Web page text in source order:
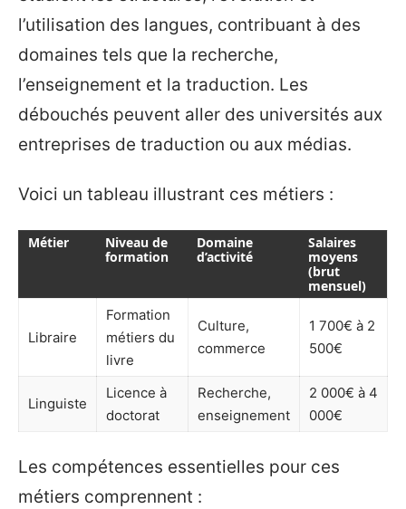
l’utilisation des langues, contribuant à des
domaines tels que la recherche,
l’enseignement et la traduction. Les
débouchés peuvent aller des universités aux
entreprises de traduction ou aux médias.
Voici un tableau illustrant ces métiers :
Métier
Niveau de
formation
Domaine
d’activité
Salaires
moyens
(brut
mensuel)
Libraire
Formation
métiers du
livre
Culture,
commerce
1 700€ à 2
500€
Linguiste
Licence à
doctorat
Recherche,
enseignement
2 000€ à 4
000€
Les compétences essentielles pour ces
métiers comprennent :